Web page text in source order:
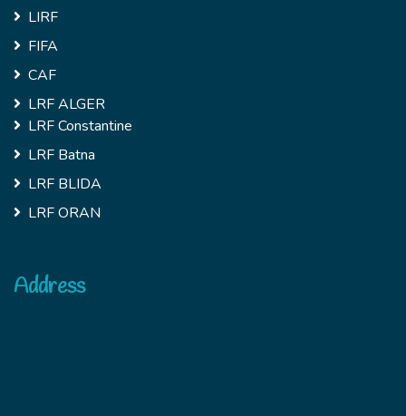
LIRF
FIFA
CAF
LRF ALGER
LRF Constantine
LRF Batna
LRF BLIDA
LRF ORAN
Address